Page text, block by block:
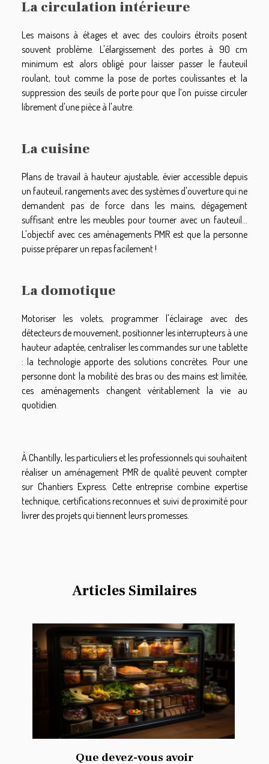
La circulation intérieure
Les maisons à étages et avec des couloirs étroits posent
souvent problème. L'élargissement des portes à 90 cm
minimum est alors obligé pour laisser passer le fauteuil
roulant, tout comme la pose de portes coulissantes et la
suppression des seuils de porte pour que l’on puisse circuler
librement d'une pièce à l'autre.
La cuisine
Plans de travail à hauteur ajustable, évier accessible depuis
un fauteuil, rangements avec des systèmes d'ouverture qui ne
demandent pas de force dans les mains, dégagement
suffisant entre les meubles pour tourner avec un fauteuil…
L'objectif avec ces aménagements PMR est que la personne
puisse préparer un repas facilement !
La domotique
Motoriser les volets, programmer l'éclairage avec des
détecteurs de mouvement, positionner les interrupteurs à une
hauteur adaptée, centraliser les commandes sur une tablette
: la technologie apporte des solutions concrètes. Pour une
personne dont la mobilité des bras ou des mains est limitée,
ces aménagements changent véritablement la vie au
quotidien.
À Chantilly, les particuliers et les professionnels qui souhaitent
réaliser un aménagement PMR de qualité peuvent compter
sur Chantiers Express. Cette entreprise combine expertise
technique, certifications reconnues et suivi de proximité pour
livrer des projets qui tiennent leurs promesses.
Articles Similaires
Que devez-vous avoir